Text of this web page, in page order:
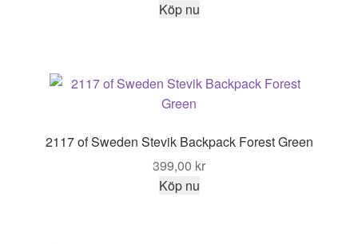
Köp nu
2117 of Sweden Stevik Backpack Forest Green
399,00 kr
Köp nu